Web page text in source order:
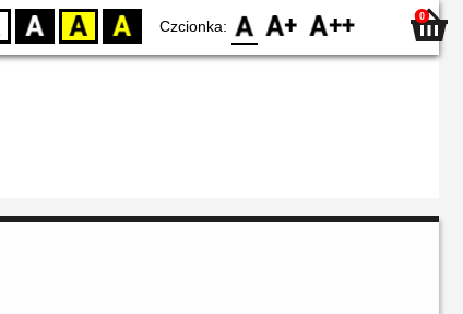
BW YB BY Czcionka: F0 F1 F2 0